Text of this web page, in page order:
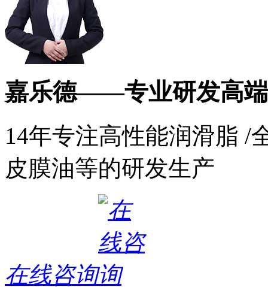
嘉乐德——专业研发高
14年专注高性能润滑脂 /
皮膜油等的研发生产
在线咨询